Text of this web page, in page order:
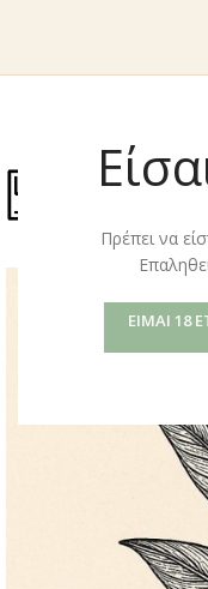
Πρέπει να
ΕΊΜΑΙ 18